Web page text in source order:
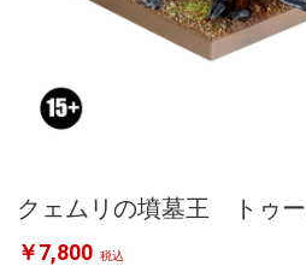
クェムリの墳墓王 トゥ
￥7,800 税込